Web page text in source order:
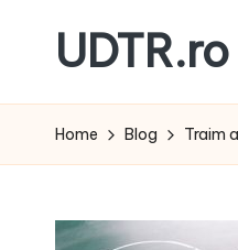
content
UDTR.ro
dorul
te
Home Blog Traim